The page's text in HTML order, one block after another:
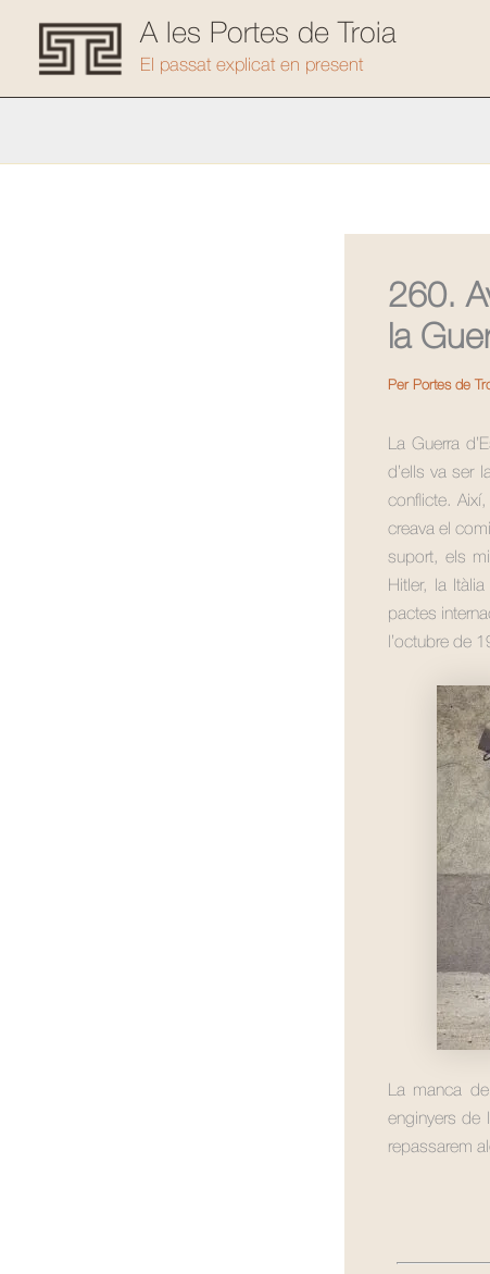
contingut
A les Portes de Troia
El passat explicat en present
260.
la
Per Portes de
La Guerra
d’ells va ser
conflicte.
creava el
suport, els
Hitler, la
pactes
l’octubre de
La manca
enginyers de
repassarem